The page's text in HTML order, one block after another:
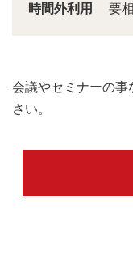
時間外利用
要
会議やセミナーの事
さい。